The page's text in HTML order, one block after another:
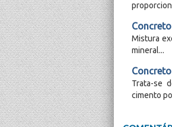
Mistura
mineral...
Trata-se
cimento